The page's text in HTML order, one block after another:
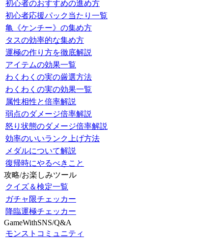
初心者のおすすめの進め方
初心者応援パック当たり一覧
亀《ケンチー》の集め方
タスの効率的な集め方
運極の作り方を徹底解説
アイテムの効果一覧
わくわくの実の厳選方法
わくわくの実の効果一覧
属性相性と倍率解説
弱点のダメージ倍率解説
怒り状態のダメージ倍率解説
効率のいいランク上げ方法
メダルについて解説
復帰時にやるべきこと
攻略/お楽しみツール
クイズ＆検定一覧
ガチャ限チェッカー
降臨運極チェッカー
GameWithSNS/Q&A
モンストコミュニティ